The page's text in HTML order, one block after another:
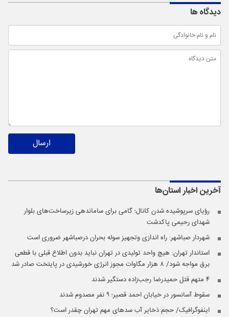
دیدگاه ها
ارسال
آخرین اخباراستان‌ها
رؤیای سرپوشیده شدن کانال؛ گامی برای ساماندهی زیرساخت‌های بلوار
شهدای رحیمی پاکدشت
شهردار صباشهر: راه اندازی و‌تجهیز سوله بحران درصباشهر ضروری است
استاندار تهران: هیچ واحد تولیدی در تهران نباید بدون اطلاع قبلی با قطعی
برق مواجه شود/ ۸ هزار مگاوات مجوز انرژی خورشیدی در پایتخت صادر شد
۴ متهم قتل حمیدرضا رجب‌زاده دستگیر شدند
سقوط آسانسور در خیابان احمد قصیر؛ ۹ نفر مصدوم شدند
اینفوگرافیک/ حجم ذخایر آب سدهای مهم تهران چقدر است؟